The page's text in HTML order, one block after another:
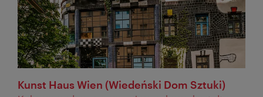
Kunst Haus Wien (Wiedeński Dom Sztuki)